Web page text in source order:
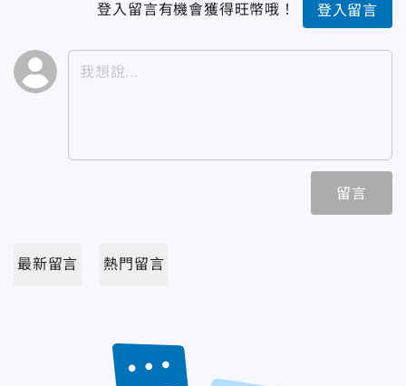
登入留言有機會獲得旺幣哦！ 登入留言
留言
最新留言 熱門留言